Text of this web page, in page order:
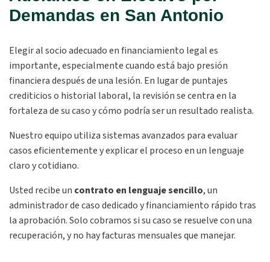
Demandas en San Antonio
Elegir al socio adecuado en financiamiento legal es
importante, especialmente cuando está bajo presión
financiera después de una lesión. En lugar de puntajes
crediticios o historial laboral, la revisión se centra en la
fortaleza de su caso y cómo podría ser un resultado realista.
Nuestro equipo utiliza sistemas avanzados para evaluar
casos eficientemente y explicar el proceso en un lenguaje
claro y cotidiano.
Usted recibe un contrato en lenguaje sencillo,un
administrador de caso dedicado y financiamiento rápido tras
la aprobación. Solo cobramos si su caso se resuelve con una
recuperación, y no hay facturas mensuales que manejar.